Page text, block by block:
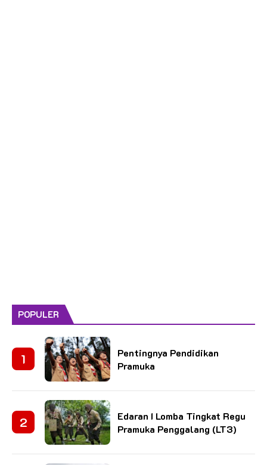
POPULER
Pentingnya Pendidikan
Pramuka
Edaran I Lomba Tingkat Regu
Pramuka Penggalang (LT3)